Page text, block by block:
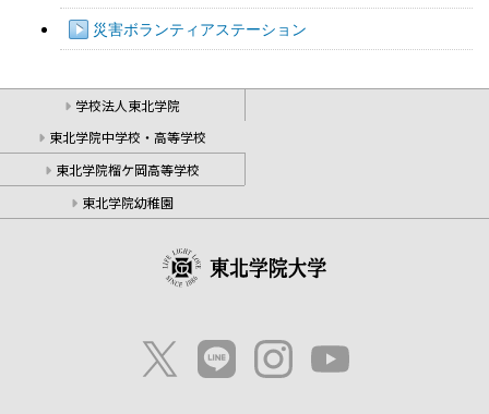
災害ボランティアステーション
学校法人東北学院
東北学院中学校・高等学校
東北学院榴ケ岡高等学校
東北学院幼稚園